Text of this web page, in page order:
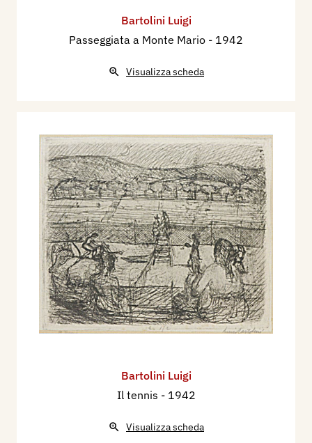
Bartolini Luigi
Passeggiata a Monte Mario - 1942
Visualizza scheda
Bartolini Luigi
Il tennis - 1942
Visualizza scheda